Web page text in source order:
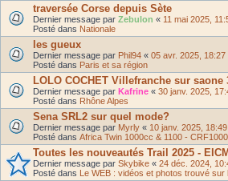
traversée Corse depuis Sète
Dernier message par Zebulon « 11 mai 2025,
Posté dans Nationale
les gueux
Dernier message par Phil94 « 05 avr. 2025, 18:27
Posté dans Paris et sa région
LOLO COCHET Villefranche sur saone
Dernier message par Kafrine « 30 janv. 2025,
Posté dans Rhône Alpes
Sena SRL2 sur quel mode?
Dernier message par Myrly « 10 janv. 2025, 18:49
Posté dans Africa Twin 1000cc & 1100 -
Toutes les nouveautés Trail 2025 -
Dernier message par Skybike « 24 déc. 2024,
Posté dans Le WEB : vidéos et photos trouvé sur